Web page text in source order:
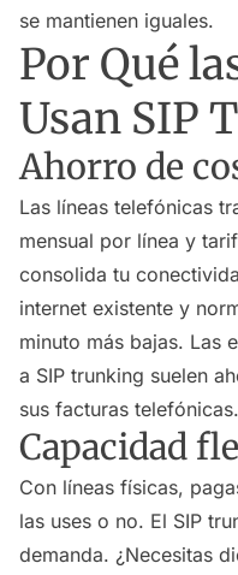
se mantienen iguales.
Por Qué
Usan SIP
Ahorro de
Las líneas telefónicas
mensual por línea y
consolida tu
internet existente y
minuto más bajas. Las
a SIP trunking suelen
sus facturas telefónicas.
Capacidad
Con líneas físicas,
las uses o no. El SIP
demanda. ¿Necesitas